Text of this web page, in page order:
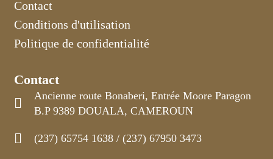
Contact
Conditions d'utilisation
Politique de confidentialité
Contact
Ancienne route Bonaberi, Entrée Moore Paragon
B.P 9389 DOUALA, CAMEROUN
(237) 65754 1638 / (237) 67950 3473